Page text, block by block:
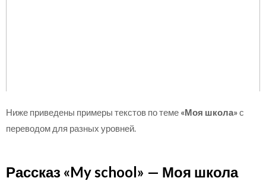
Ниже приведены примеры текстов по теме «Моя школа»с
переводом для разных уровней.
Рассказ «My school» — Моя школа